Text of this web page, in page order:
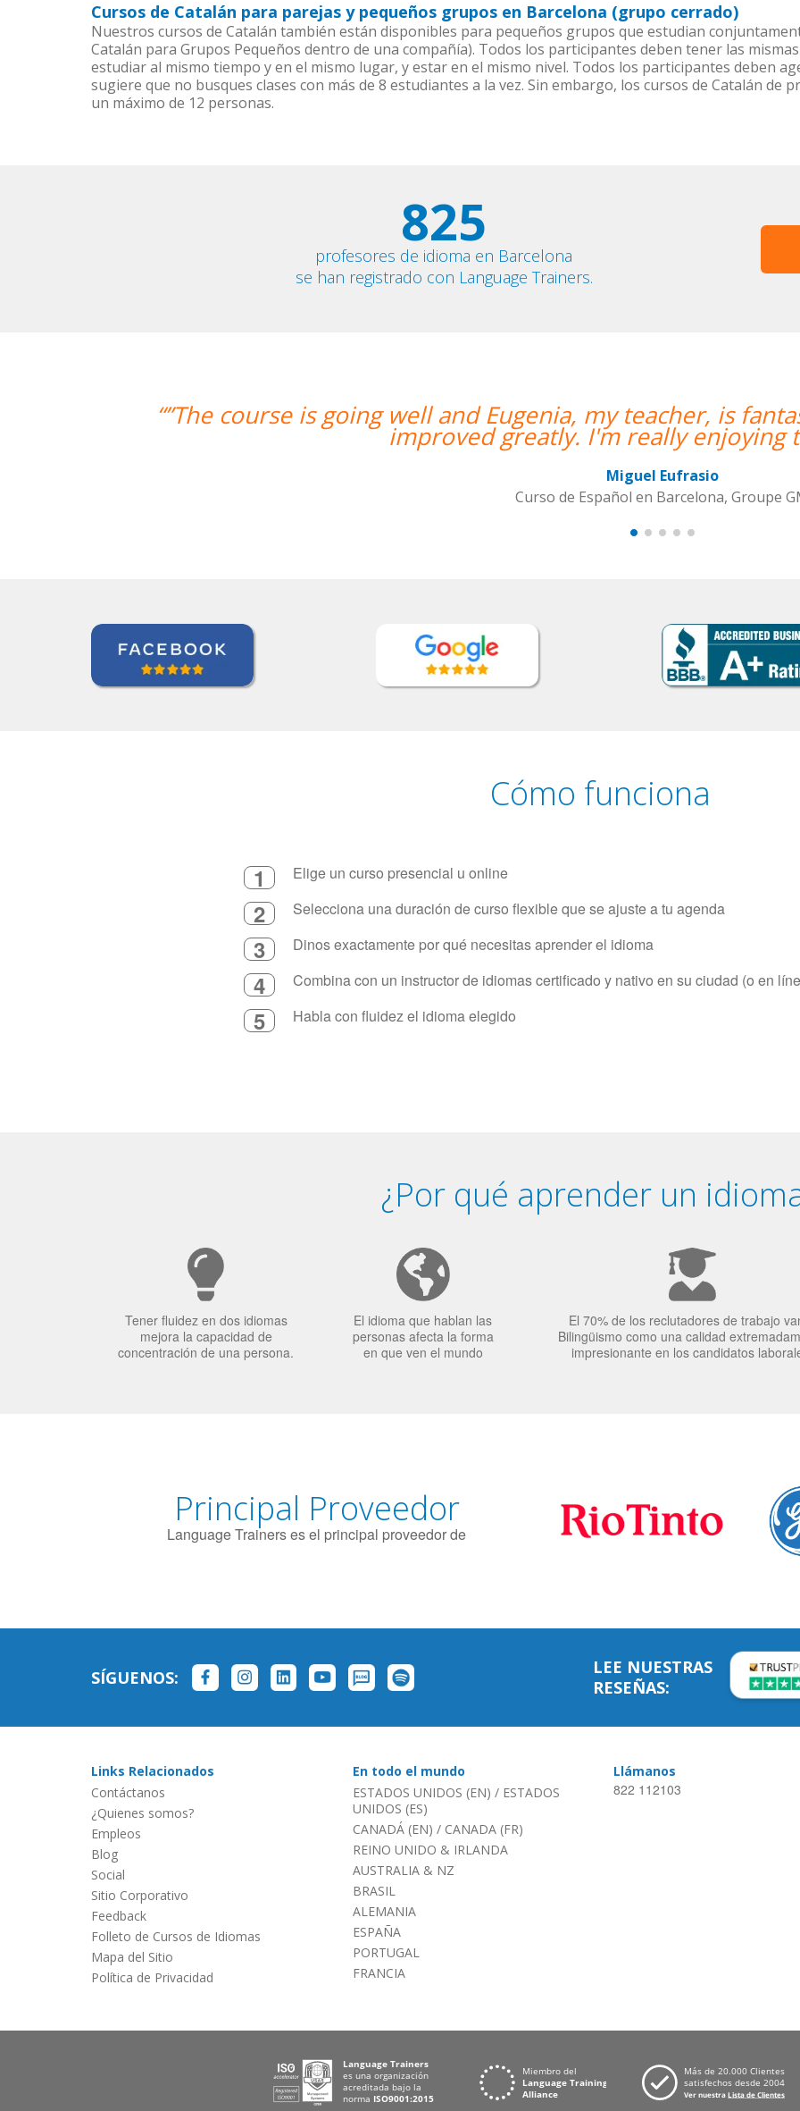
Cursos de Catalán para parejas y pequeños grupos en Barcelona (grupo cerrado)
Nuestros cursos de Catalán también están disponibles para pequeños grupos que estudian
Catalán para Grupos Pequeños dentro de una compañía). Todos los participantes deben tener las
estudiar al mismo tiempo y en el mismo lugar, y estar en el mismo nivel. Todos los participantes deben
sugiere que no busques clases con más de 8 estudiantes a la vez. Sin embargo, los cursos de Catalán
un máximo de 12 personas.
825
profesores de idioma en Barcelona
se han registrado con Language Trainers.
is going well and Eugenia, my teacher, is fantastic. My communication
improved greatly. I'm really enjoying the lessons!””
Curso de Español en Barcelona, Groupe GM
Cómo funciona
1 Elige un curso presencial u online
2 Selecciona una duración de curso flexible que se ajuste a tu agenda
3 Dinos exactamente por qué necesitas aprender el idioma
4 Combina con un instructor de idiomas certificado y nativo en su ciudad (o en
5 Habla con fluidez el idioma elegido
¿Por qué aprender un
Tener fluidez en dos idiomas
mejora la capacidad de
concentración de una persona.
El idioma que hablan las
personas afecta la forma
en que ven el mundo
El 70% de los reclutadores de trabajo
Bilingüismo como una calidad
impresionante en los candidatos
Principal Proveedor
Language Trainers es el principal proveedor de
SÍGUENOS:
LEE NUESTRAS
RESEÑAS:
Links Relacionados
Contáctanos
¿Quienes somos?
Empleos
Blog
Social
Sitio Corporativo
Feedback
Folleto de Cursos de Idiomas
Mapa del Sitio
Política de Privacidad
En todo el mundo
ESTADOS UNIDOS (EN) / ESTADOS
UNIDOS (ES)
CANADÁ (EN) / CANADA (FR)
REINO UNIDO & IRLANDA
AUSTRALIA & NZ
BRASIL
ALEMANIA
ESPAÑA
PORTUGAL
FRANCIA
Llámanos
822 112103